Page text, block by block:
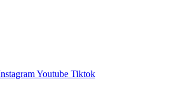
Youtube Tiktok